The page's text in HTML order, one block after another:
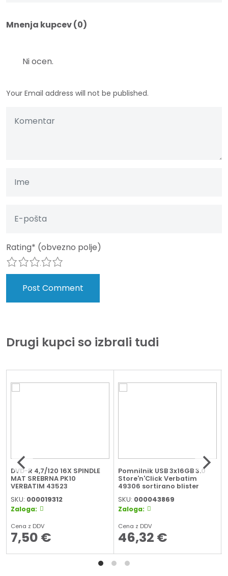
Mnenja kupcev (0)
Ni ocen.
Your Email address will not be published.
Rating* (obvezno polje)
5
4
3
2
Drugi kupci so izbrali tudi
DVD-R 4,7/120 16X SPINDLE
MAT SREBRNA PK10
VERBATIM 43523
SKU: 000019312
Zaloga:
Cena z DDV
7,50 €
Pomnilnik USB 3x16GB 3.0
Store'n'Click Verbatim
49306 sortirano blister
SKU: 000043869
Zaloga:
Cena z DDV
46,32 €